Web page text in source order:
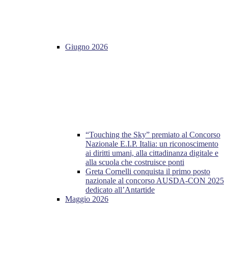
Giugno 2026
“Touching the Sky” premiato al Concorso
Nazionale E.I.P. Italia: un riconoscimento
ai diritti umani, alla cittadinanza digitale e
alla scuola che costruisce ponti
Greta Cornelli conquista il primo posto
nazionale al concorso AUSDA-CON 2025
dedicato all’Antartide
Maggio 2026